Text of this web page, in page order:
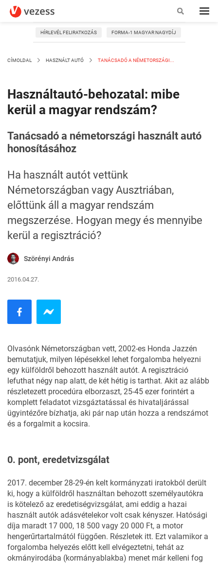
HÍRLEVÉL FELIRATKOZÁS FORMA-1 MAGYAR NAGYDÍJ
CÍMOLDAL HASZNÁLT AUTÓ TANÁCSADÓ A NÉMETORSZÁGI...
Használtautó-behozatal: mibe
kerül a magyar rendszám?
Tanácsadó a németországi használt autó
honosításához
Ha használt autót vettünk
Németországban vagy Ausztriában,
előttünk áll a magyar rendszám
megszerzése. Hogyan megy és mennyibe
kerül a regisztráció?
Szörényi András
2016.04.27.
Olvasónk Németországban vett, 2002-es Honda Jazzén
bemutatjuk, milyen lépésekkel lehet forgalomba helyezni
egy külföldről behozott használt autót. A regisztráció
lefuthat négy nap alatt, de két hétig is tarthat. Akit az alább
részletezett procedúra elborzaszt, 25-45 ezer forintért a
komplett feladatot vizsgáztatással és hivataljárással
ügyintézőre bízhatja, aki pár nap után hozza a rendszámot
és a forgalmit a kocsira.
0. pont, eredetvizsgálat
2017. december 28-29-én kelt kormányzati iratokból derült
ki, hogy a külföldről használtan behozott személyautókra
is kötelező az eredetiségvizsgálat, ami eddig a hazai
használt autók adásvételekor volt csak kényszer. Hatósági
díja maradt 17 000, 18 500 vagy 20 000 Ft, a motor
hengerűrtartalmától függően. Részletek itt. Ezt valamikor a
forgalomba helyezés előtt kell elvégeztetni, tehát az
okmányirodába (kormányablakba) menet már kelleni fog